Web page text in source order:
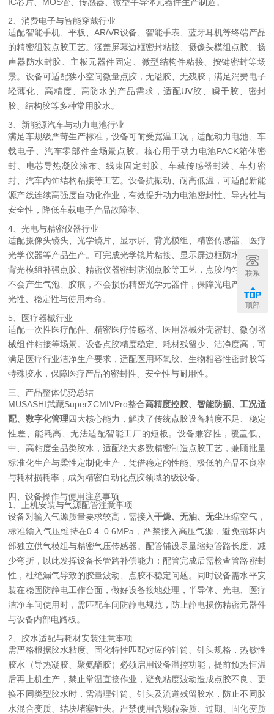
2、消费电子与智能穿戴行业
适配智能手机、平板、AR/VR设备、智能手表、蓝牙耳机等终端产品
的精密组装点胶工艺。涵盖屏幕边框密封粘接、摄像头模组点胶、扬
声器防水封胶、主板元器件固定、微型结构件粘接、按键密封等场
景。设备可适配狭小空间微量点胶，无溢胶、无残胶，满足消费电子
轻薄化、高精度、高防水的产品需求，适配UV胶、瞬干胶、密封
胶、结构胶等多种常用胶水。
3、新能源汽车与动力电池行业
满足车规级严苛生产标准，设备可耐受宽温工况，适配动力电池、车
载电子、汽车零部件全场景点胶。核心用于动力电池PACK箱体密
封、电芯导热凝胶涂布、线束固定封胶、车载传感器封装、车灯密
封、汽车内饰结构粘接等工艺。设备抗振动、耐高低温，可适配新能
源产线连续高强度自动化作业，有效提升动力电池密封性、导热性与
安全性，降低车载电子产品故障率。
4、光电与精密仪器行业
适配摄像头镜头、光学镜片、显示屏、背光模组、精密传感器、医疗
光学仪器等产品生产。可完成光学镜片粘接、显示屏边框防水点胶、
背光模组补强点胶、精密仪器密封防潮点胶等工艺，点胶均匀度高，
不会产生气泡、胶痕，不会损伤精密光学元器件，保障光电产品的透
光性、稳定性与使用寿命。
5、医疗器械行业
适配一次性医疗配件、精密医疗传感器、医用器械外壳密封、微创器
械组件粘接等场景。设备点胶精度稳定、耗材残留少、洁净度高，可
满足医疗行业洁净生产要求，适配医用环氧胶、生物相容性密封胶等
特殊胶水，保障医疗产品的密封性、安全性与耐用性。
三、产品整体优势总结
MUSASHI武藏SuperΣCMIVPro整合高精度控胶、智能防损、工况适
配、数字化管理四大核心能力，解决了传统点胶设备精度不足、稳定
性差、能耗高、无法适配智能工厂的短板。设备兼容性，覆盖低、
中、高粘度全品类胶水，适配绝大多数精密制造点胶工艺，兼顾批量
标准化生产与柔性定制化生产，凭借稳定的性能、极低的产品不良率
与耗材损耗率，成为精密自动化点胶领域的级设备。
四、设备操作与使用注意事项
1、上机安装与气源配管注意事项
设备对输入气源质量要求较高，需接入干燥、无油、无尘压缩空气，
标准输入气压维持在0.4–0.6MPa，严禁接入高压气源，避免损坏内
部独立供气模组与精密气压传感器。配管铺设尽量缩短管路长度、减
少弯折，以此发挥设备长管路补偿能力；配管完成后需检查管路密封
性，杜绝漏气导致的胶量波动、点胶不稳定问题。同时设备需水平安
装在稳固防静电工作台面，做好设备接地处理，半导体、光电、医疗
洁净车间使用时，需匹配车间防静电规范，防止静电损伤精密元器件
与设备内部电路板。
2、胶水适配与耗材安装注意事项
需严格根据胶水粘度、固化特性匹配对应的针筒、针头规格，热敏性
胶水（导热凝胶、聚氨酯胶）必须启用设备温控功能，提前预热恒温
后再上机生产，禁止常温直接作业，避免粘度波动造成点胶不良。更
换不同类型胶水时，需清理针筒、针头及流道残留胶水，防止不同胶
水混合变质、结块堵塞针头。严禁使用含颗粒杂质、过期、固化变质
联系
顶部